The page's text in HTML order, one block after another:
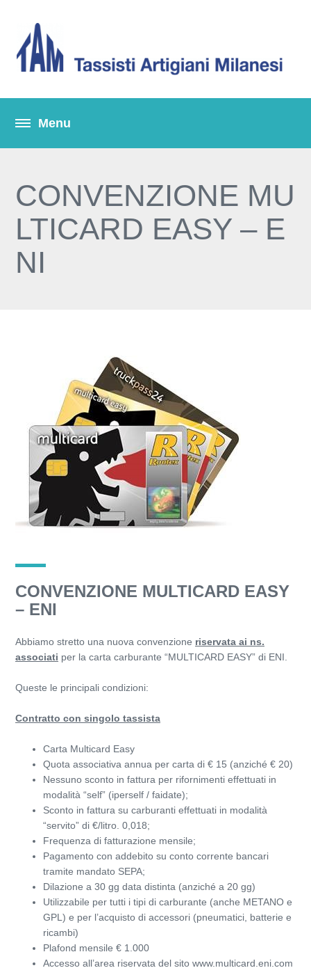
CONVENZIONE MU
LTICARD EASY – E
NI
CONVENZIONE MULTICARD EASY
– ENI
Abbiamo stretto una nuova convenzione riservata ai ns.
associati per la carta carburante “MULTICARD EASY” di ENI.
Queste le principali condizioni:
Contratto con singolo tassista
Carta Multicard Easy
Quota associativa annua per carta di € 15 (anziché € 20)
Nessuno sconto in fattura per rifornimenti effettuati in
modalità “self” (iperself / faidate);
Sconto in fattura su carburanti effettuati in modalità
“servito” di €/litro. 0,018;
Frequenza di fatturazione mensile;
Pagamento con addebito su conto corrente bancari
tramite mandato SEPA;
Dilazione a 30 gg data distinta (anziché a 20 gg)
Utilizzabile per tutti i tipi di carburante (anche METANO e
GPL) e per l’acquisto di accessori (pneumatici, batterie e
ricambi)
Plafond mensile € 1.000
Accesso all’area riservata del sito www.multicard.eni.com